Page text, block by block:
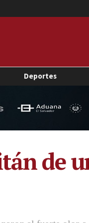
Deportes
de